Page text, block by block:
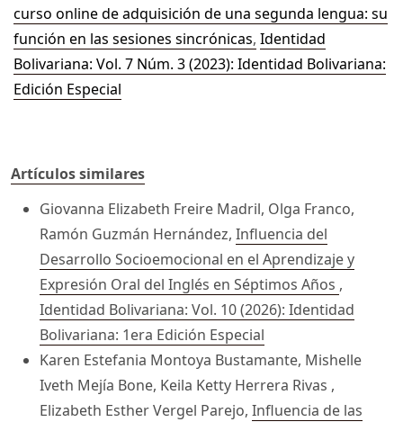
curso online de adquisición de una segunda lengua: su
función en las sesiones sincrónicas, Identidad
Bolivariana: Vol. 7 Núm. 3 (2023): Identidad Bolivariana:
Edición Especial
Artículos similares
Giovanna Elizabeth Freire Madril, Olga Franco,
Ramón Guzmán Hernández, Influencia del
Desarrollo Socioemocional en el Aprendizaje y
Expresión Oral del Inglés en Séptimos Años ,
Identidad Bolivariana: Vol. 10 (2026): Identidad
Bolivariana: 1era Edición Especial
Karen Estefania Montoya Bustamante, Mishelle
Iveth Mejía Bone, Keila Ketty Herrera Rivas ,
Elizabeth Esther Vergel Parejo, Influencia de las